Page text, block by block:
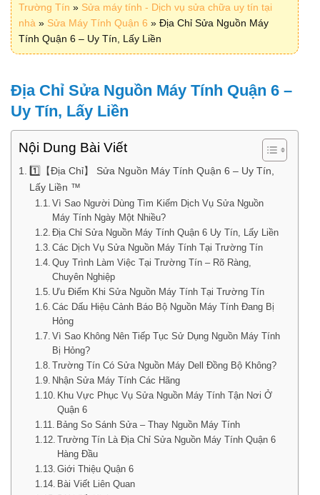
Trường Tín » Sửa máy tính - Dịch vụ sửa chữa uy tín tại
nhà » Sửa Máy Tính Quận 6 » Địa Chỉ Sửa Nguồn Máy
Tính Quận 6 – Uy Tín, Lấy Liền
Địa Chỉ Sửa Nguồn Máy Tính Quận 6 –
Uy Tín, Lấy Liền
Nội Dung Bài Viết
1️⃣【Địa Chỉ】 Sửa Nguồn Máy Tính Quận 6 – Uy Tín,
Lấy Liền ™
Vì Sao Người Dùng Tìm Kiếm Dịch Vụ Sửa Nguồn
Máy Tính Ngày Một Nhiều?
Địa Chỉ Sửa Nguồn Máy Tính Quận 6 Uy Tín, Lấy Liền
Các Dịch Vụ Sửa Nguồn Máy Tính Tại Trường Tín
Quy Trình Làm Việc Tại Trường Tín – Rõ Ràng,
Chuyên Nghiệp
Ưu Điểm Khi Sửa Nguồn Máy Tính Tại Trường Tín
Các Dấu Hiệu Cảnh Báo Bộ Nguồn Máy Tính Đang Bị
Hỏng
Vì Sao Không Nên Tiếp Tục Sử Dụng Nguồn Máy Tính
Bị Hỏng?
Trường Tín Có Sửa Nguồn Máy Dell Đồng Bộ Không?
Nhận Sửa Máy Tính Các Hãng
Khu Vực Phục Vụ Sửa Nguồn Máy Tính Tận Nơi Ở
Quận 6
Bảng So Sánh Sửa – Thay Nguồn Máy Tính
Trường Tín Là Địa Chỉ Sửa Nguồn Máy Tính Quận 6
Hàng Đầu
Giới Thiệu Quận 6
Bài Viết Liên Quan